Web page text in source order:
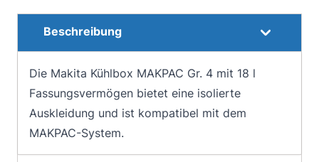
Beschreibung
Die Makita Kühlbox MAKPAC Gr. 4 mit 18 l
Fassungsvermögen bietet eine isolierte
Auskleidung und ist kompatibel mit dem
MAKPAC-System.